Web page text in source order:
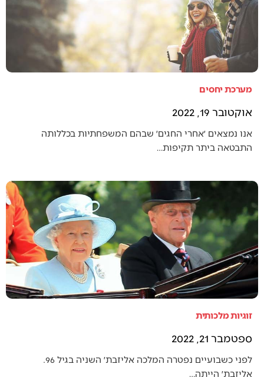
מערכת יחסים
אוקטובר 19, 2022
אנו נמצאים ׳אחרי החגים׳ שבהם המשפחתיות בכללותה
התבטאה ביתר תקיפות…
זוגיות מלכותית
ספטמבר 21, 2022
אליזבת׳ הייתה…